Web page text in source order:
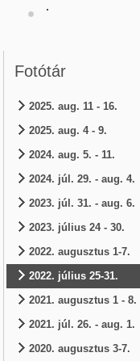
Fotótár
2025. aug. 11 - 16.
2025. aug. 4 - 9.
2024. aug. 5. - 11.
2024. júl. 29. - aug. 4.
2023. júl. 31. - aug. 6.
2023. július 24 - 30.
2022. augusztus 1-7.
2022. július 25-31.
2021. augusztus 1 - 8.
2021. júl. 26. - aug. 1.
2020. augusztus 3-7.